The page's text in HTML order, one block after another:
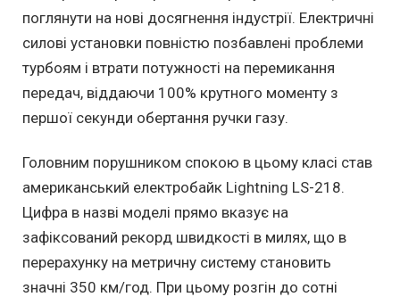
поглянути на нові досягнення індустрії. Електричні
силові установки повністю позбавлені проблеми
турбоям і втрати потужності на перемикання
передач, віддаючи 100% крутного моменту з
першої секунди обертання ручки газу.
Головним порушником спокою в цьому класі став
американський електробайк Lightning LS-218.
Цифра в назві моделі прямо вказує на
зафіксований рекорд швидкості в милях, що в
перерахунку на метричну систему становить
значні 350 км/год. При цьому розгін до сотні